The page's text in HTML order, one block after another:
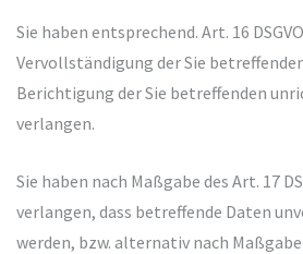
Sie haben entsprechend. Art. 16
Vervollständigung der Sie
Berichtigung der Sie betreffenden
verlangen.
Sie haben nach Maßgabe des Art. 17
verlangen, dass betreffende Daten
werden, bzw. alternativ nach Maßgabe